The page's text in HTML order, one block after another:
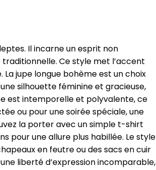
Il incarne un esprit non
Ce style met l’accent
jupe longue bohème est un choix
silhouette féminine et gracieuse,
est intemporelle et polyvalente, ce
ou pour une soirée spéciale, une
la porter avec un simple t-shirt
pour une allure plus habillée. Le style
en feutre ou des sacs en cuir
liberté d’expression incomparable,